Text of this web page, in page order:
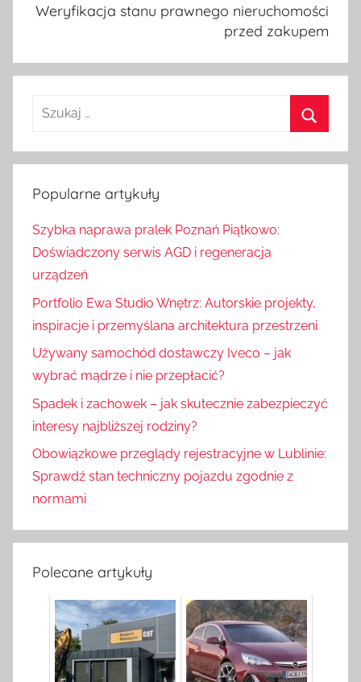
Weryfikacja stanu prawnego nieruchomości
przed zakupem
u
a
z
Popularne artykuły
Szybka naprawa pralek Poznań Piątkowo:
Doświadczony serwis AGD i regeneracja
urządzeń
Portfolio Ewa Studio Wnętrz: Autorskie projekty,
inspiracje i przemyślana architektura przestrzeni
Używany samochód dostawczy Iveco – jak
wybrać mądrze i nie przepłacić?
Spadek i zachowek – jak skutecznie zabezpieczyć
interesy najbliższej rodziny?
Obowiązkowe przeglądy rejestracyjne w Lublinie:
Sprawdź stan techniczny pojazdu zgodnie z
normami
Polecane artykuły